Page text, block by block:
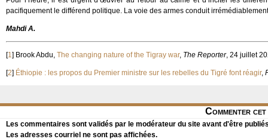
pacifiquement le différend politique. La voie des armes conduit
Mahdi A.
[1] Brook Abdu, The changing nature of the Tigray war, The Reporter, 24 juillet
[2] Éthiopie : les propos du Premier ministre sur les rebelles du Tigré font réagir,
Commenter
Les commentaires sont validés par le modérateur du site avant d'être
Les adresses courriel ne sont pas affichées.